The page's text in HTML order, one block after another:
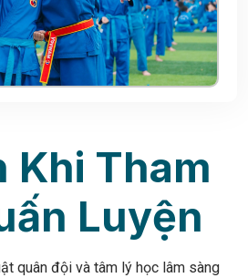
Khi Tham
Luyện
quân đội và tâm lý học lâm sàng